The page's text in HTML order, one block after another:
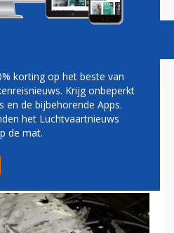
SCHULDIG
VLUCHT
korting op het beste van
Krijg onbeperkt
de bijbehorende Apps.
het Luchtvaartnieuws
de mat.